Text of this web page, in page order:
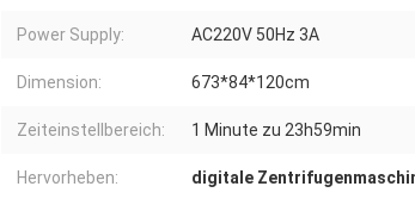
Power Supply: AC220V 50Hz 3A
Dimension: 673*84*120cm
Zeiteinstellbereich: 1 Minute zu 23h59min
Hervorheben: digitale